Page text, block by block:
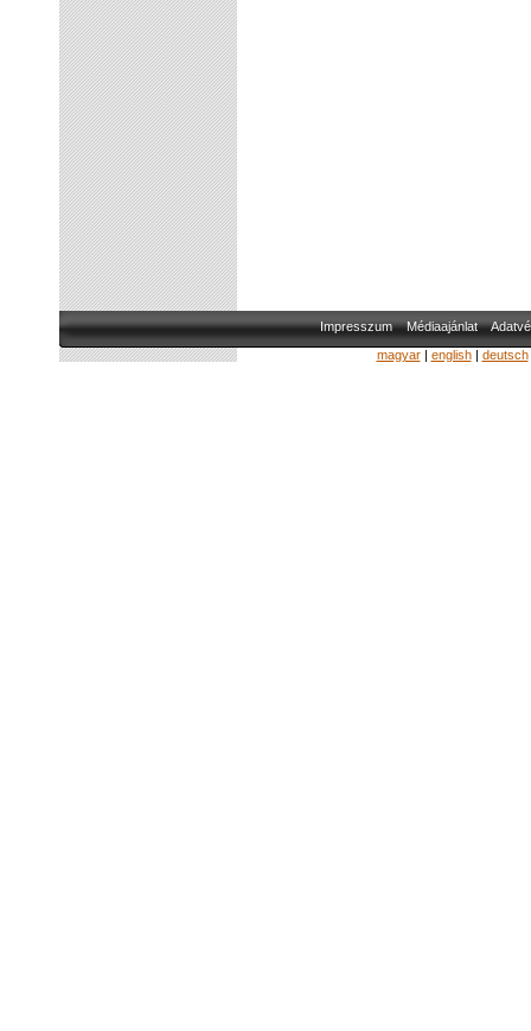
Impresszum Médiaajánlat
magyar| english| deutsch